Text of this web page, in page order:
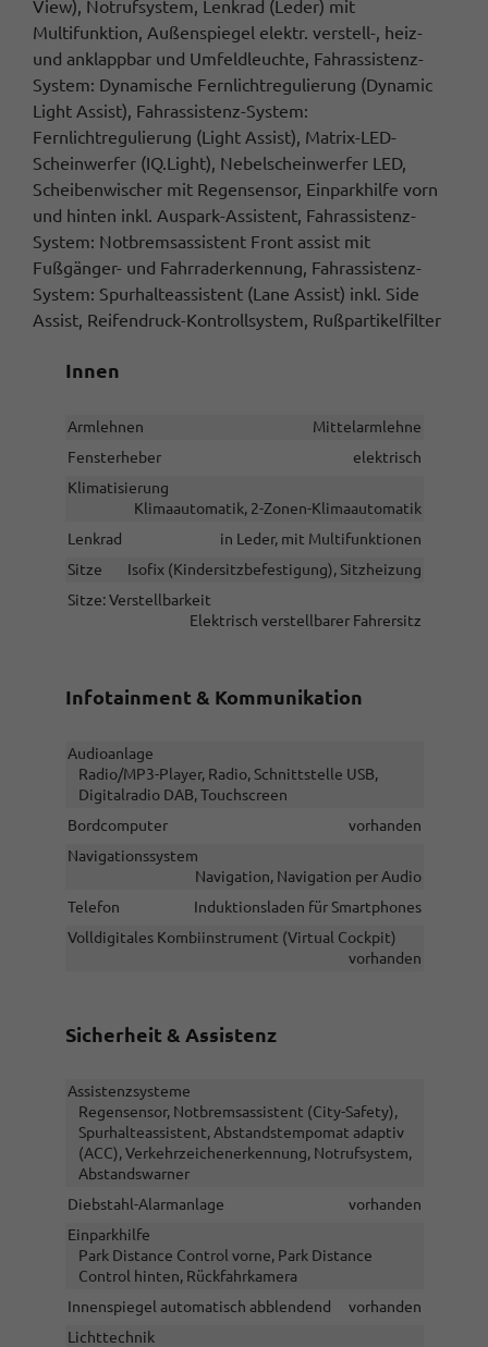
View), Notrufsystem, Lenkrad (Leder) mit
Multifunktion, Außenspiegel elektr. verstell-, heiz-
und anklappbar und Umfeldleuchte, Fahrassistenz-
System: Dynamische Fernlichtregulierung (Dynamic
Light Assist), Fahrassistenz-System:
Fernlichtregulierung (Light Assist), Matrix-LED-
Scheinwerfer (IQ.Light), Nebelscheinwerfer LED,
Scheibenwischer mit Regensensor, Einparkhilfe vorn
und hinten inkl. Auspark-Assistent, Fahrassistenz-
System: Notbremsassistent Front assist mit
Fußgänger- und Fahrraderkennung, Fahrassistenz-
System: Spurhalteassistent (Lane Assist) inkl. Side
Assist, Reifendruck-Kontrollsystem, Rußpartikelfilter
Innen
Armlehnen
Mittelarmlehne
Fensterheber
elektrisch
Klimatisierung
Klimaautomatik, 2-Zonen-Klimaautomatik
Lenkrad
in Leder, mit Multifunktionen
Sitze
Isofix (Kindersitzbefestigung), Sitzheizung
Sitze: Verstellbarkeit
Elektrisch verstellbarer Fahrersitz
Infotainment & Kommunikation
Audioanlage
Radio/MP3-Player, Radio, Schnittstelle USB,
Digitalradio DAB, Touchscreen
Bordcomputer
vorhanden
Navigationssystem
Navigation, Navigation per Audio
Telefon
Induktionsladen für Smartphones
Volldigitales Kombiinstrument (Virtual Cockpit)
vorhanden
Sicherheit & Assistenz
Assistenzsysteme
Regensensor, Notbremsassistent (City-Safety),
Spurhalteassistent, Abstandstempomat adaptiv
(ACC), Verkehrzeichenerkennung, Notrufsystem,
Abstandswarner
Diebstahl-Alarmanlage
vorhanden
Einparkhilfe
Park Distance Control vorne, Park Distance
Control hinten, Rückfahrkamera
Innenspiegel automatisch abblendend
vorhanden
Lichttechnik